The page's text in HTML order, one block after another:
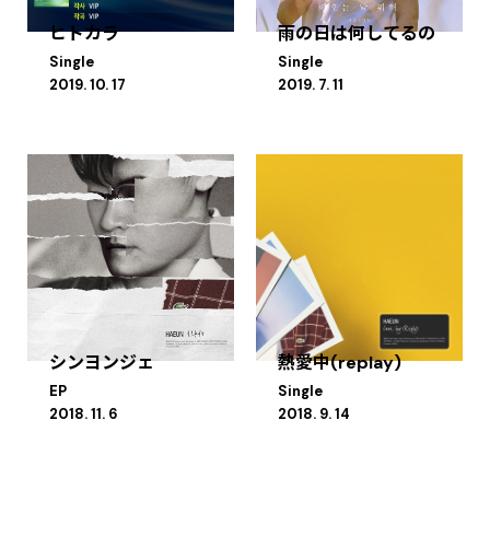
ヒトカラ
Single
2019. 10. 17
雨の日は何してるの
Single
2019. 7. 11
シンヨンジェ
EP
2018. 11. 6
熱愛中(replay)
Single
2018. 9. 14